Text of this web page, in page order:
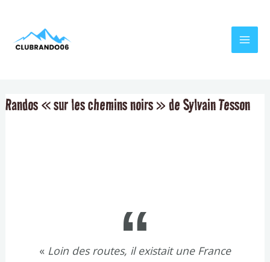
contenu
Randos « sur les chemins noirs » de Sylvain Tesson
« Loin des routes, il existait une France
de
l’article